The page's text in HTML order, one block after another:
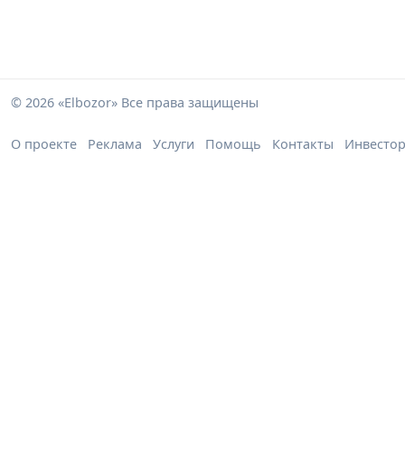
© 2026 «Elbozor» Все права защищены
О проекте Реклама Услуги Помощь Контакты